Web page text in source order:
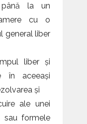
la un
cu o
general liber
liber și
în aceeași
și
ale unei
sau formele